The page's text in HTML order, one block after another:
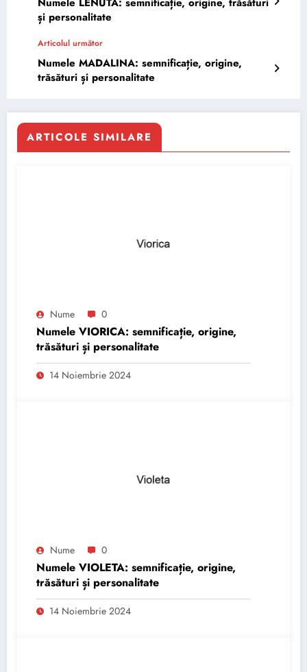
și personalitate
Articolul următor
Numele MADALINA: semnificație, origine,
trăsături și personalitate
ARTICOLE SIMILARE
Nume 0
Numele VIORICA: semnificație, origine,
trăsături și personalitate
14 Noiembrie 2024
Nume 0
Numele VIOLETA: semnificație, origine,
trăsături și personalitate
14 Noiembrie 2024